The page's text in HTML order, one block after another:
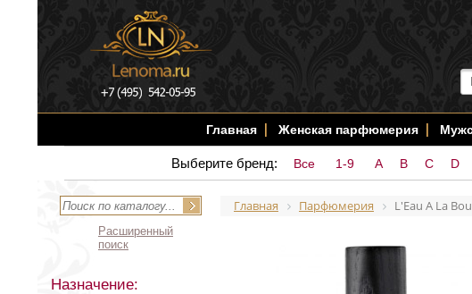
Главная Женская парфюмерия
Выберите бренд: Все 1-9 A B C D
Расширенный
поиск
Назначение:
Главная Парфюмерия L'Eau A La